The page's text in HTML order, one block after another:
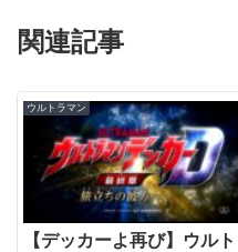
関連記事
ウルトラマン
【デッカーよ再び】ウルト